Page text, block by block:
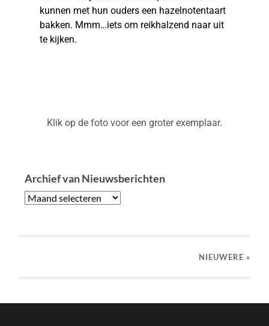
kunnen met hun ouders een hazelnotentaart
bakken. Mmm…iets om reikhalzend naar uit
te kijken.
Klik op de foto voor een groter exemplaar.
Archief van Nieuwsberichten
NIEUWERE »